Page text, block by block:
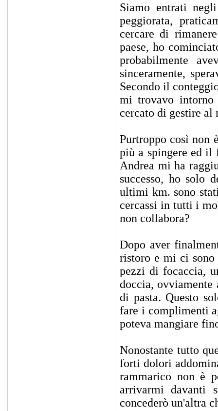
Siamo entrati
peggiorata,
cercare di
paese, ho
probabilmente
sinceramente,
Secondo il
mi trovavo intorno
cercato di gestire
Purtroppo così non
più a spingere ed il
Andrea mi ha
successo, ho solo
ultimi km. sono
cercassi in tutti i
non collabora?
Dopo aver
ristoro e mi ci
pezzi di focaccia,
doccia, ovviamente
di pasta. Questo
fare i complimenti
poteva mangiare
Nonostante tutto
forti dolori
rammarico non è
arrivarmi davanti
concederò un'altra